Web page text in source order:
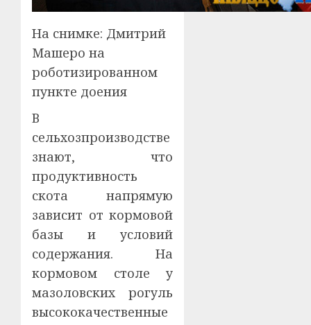
На снимке: Дмитрий
Машеро на
роботизированном
пункте доения
В
сельхозпроизводстве
знают, что
продуктивность
скота напрямую
зависит от кормовой
базы и условий
содержания. На
кормовом столе у
мазоловских рогуль
высококачественные